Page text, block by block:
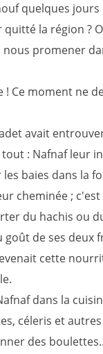
quelques jours
la région ?
promener
Ce moment ne
avait
: Nafnaf leur
baies dans la
cheminée ;
du hachis ou
de ses deux
cette
dans la
céleris et
des